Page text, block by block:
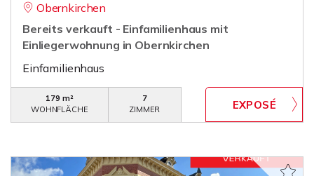
Obernkirchen
Bereits verkauft - Einfamilienhaus mit
Einliegerwohnung in Obernkirchen
Einfamilienhaus
179 m²
WOHNFLÄCHE
7
ZIMMER